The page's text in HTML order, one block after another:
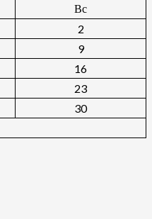
Вс
2
9
16
23
30